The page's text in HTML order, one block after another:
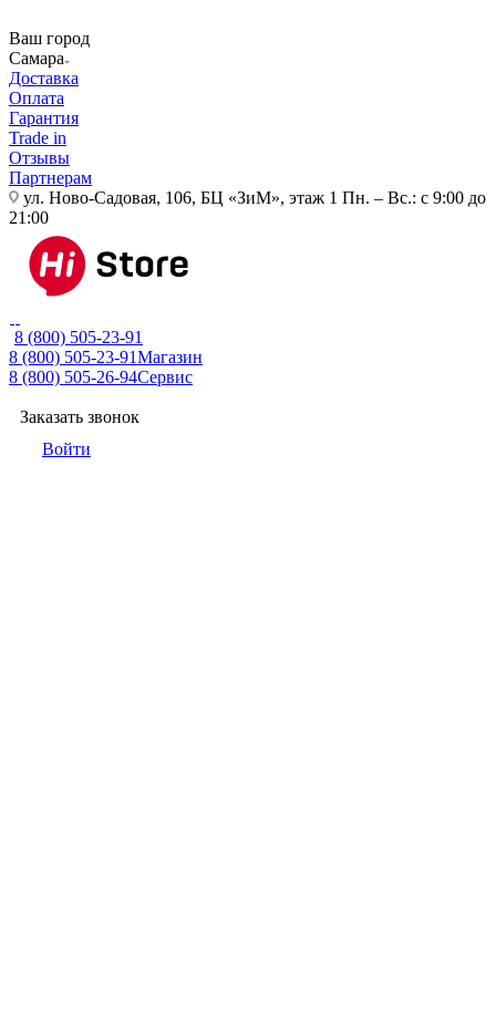
Ваш город
Самара
Доставка
Оплата
Гарантия
Trade in
Отзывы
Партнерам
ул. Ново-Садовая, 106, БЦ «ЗиМ», этаж 1 Пн. – Вс.: с 9:00 до
21:00
8 (800) 505-23-91
8 (800) 505-23-91Магазин
8 (800) 505-26-94Сервис
Заказать звонок
Войти